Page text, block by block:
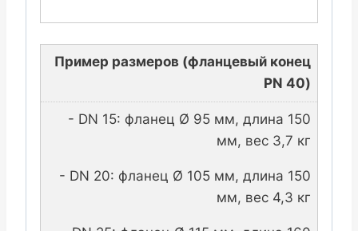
Пример размеров (фланцевый конец
PN 40)
- DN 15: фланец Ø 95 мм, длина 150
мм, вес 3,7 кг
- DN 20: фланец Ø 105 мм, длина 150
мм, вес 4,3 кг